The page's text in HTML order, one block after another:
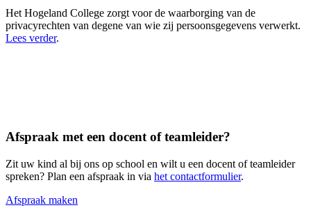
Het Hogeland College zorgt voor de waarborging van de
privacyrechten van degene van wie zij persoonsgegevens verwerkt.
Lees verder.
Afspraak met een docent of teamleider?
Zit uw kind al bij ons op school en wilt u een docent of teamleider
spreken? Plan een afspraak in via het contactformulier.
Afspraak maken